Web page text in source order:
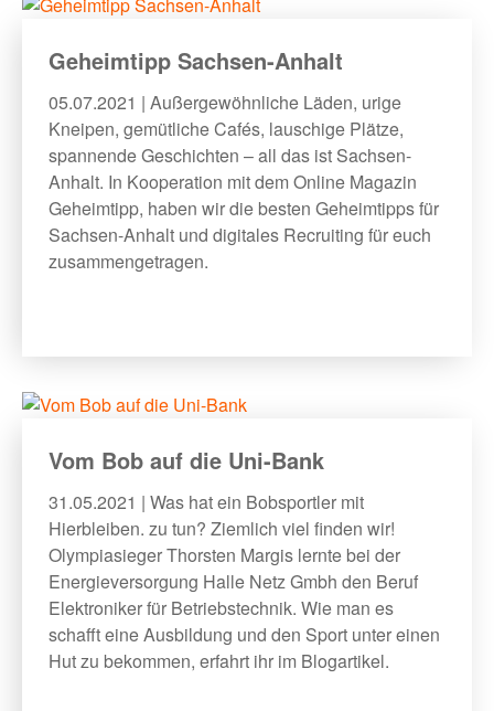
Geheimtipp Sachsen-Anhalt
05.07.2021 | Außergewöhnliche Läden, urige
Kneipen, gemütliche Cafés, lauschige Plätze,
spannende Geschichten – all das ist Sachsen-
Anhalt. In Kooperation mit dem Online Magazin
Geheimtipp, haben wir die besten Geheimtipps für
Sachsen-Anhalt und digitales Recruiting für euch
zusammengetragen.
Vom Bob auf die Uni-Bank
31.05.2021 | Was hat ein Bobsportler mit
Hierbleiben. zu tun? Ziemlich viel finden wir!
Olympiasieger Thorsten Margis lernte bei der
Energieversorgung Halle Netz Gmbh den Beruf
Elektroniker für Betriebstechnik. Wie man es
schafft eine Ausbildung und den Sport unter einen
Hut zu bekommen, erfahrt ihr im Blogartikel.